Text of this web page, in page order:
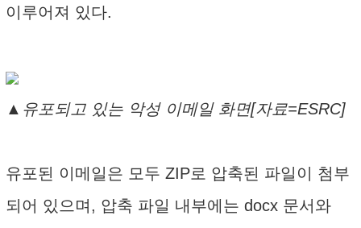
이루어져 있다.
▲유포되고 있는 악성 이메일 화면[자료=ESRC]
유포된 이메일은 모두 ZIP로 압축된 파일이 첨부
되어 있으며, 압축 파일 내부에는 docx 문서와